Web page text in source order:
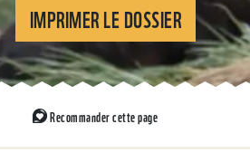
IMPRIMER LE DOSSIER
Recommander cette page